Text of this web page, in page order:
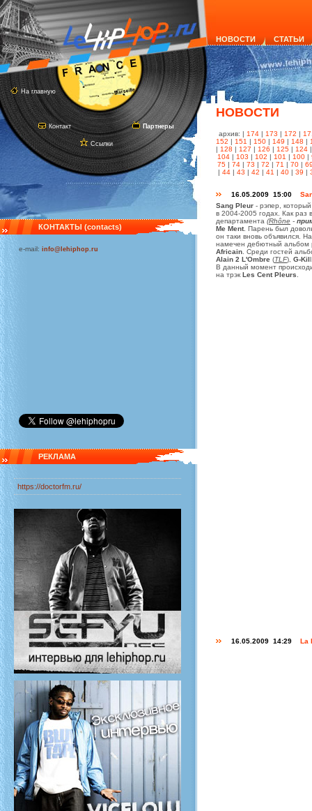
На главную
Контакт
Ссылки
Партнеры
НОВОСТИ СТАТЬИ
НОВОСТИ
КОНТАКТЫ (contacts)
e-mail: info@lehiphop.ru
РЕКЛАМА
https://doctorfm.ru/
архив: | 174 | 173 | 172 |
152 | 151 | 150 | 149 | 148 |
| 128 | 127 | 126 | 125 | 124
104 | 103 | 102 | 101 | 100 |
75 | 74 | 73 | 72 | 71 | 70 |
|44 |43 |42 |41 |40 |39 |
16.05.2009 15:00
Sang Pleur - рэпер,
в 2004-2005 годах. Как раз
департамента (Rhône -
Me Ment. Парень был
он таки вновь объявился.
намечен дебютный альбом
Africain . Среди гостей
Alain 2 L'Ombre (TLF), G-Kil
В данный момент
на трэк Les Cent Pleurs
16.05.2009 14:29 La